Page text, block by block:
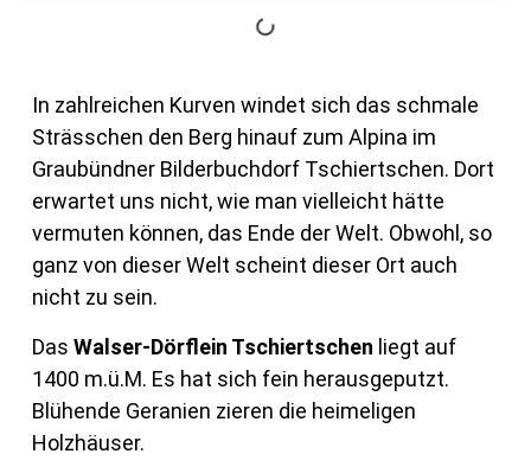
In zahlreichen Kurven windet sich das schmale
Strässchen den Berg hinauf zum Alpina im
Graubündner Bilderbuchdorf Tschiertschen. Dort
erwartet uns nicht, wie man vielleicht hätte
vermuten können, das Ende der Welt. Obwohl, so
ganz von dieser Welt scheint dieser Ort auch
nicht zu sein.
Das Walser-Dörflein Tschiertschen liegt auf
1400 m.ü.M. Es hat sich fein herausgeputzt.
Blühende Geranien zieren die heimeligen
Holzhäuser.